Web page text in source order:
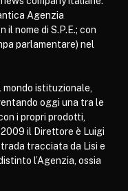
Agenzia
nome di S.P.E.; con
parlamentare) nel
istituzionale,
oggi una tra le
i propri prodotti,
il Direttore è Luigi
tracciata da Lisi e
l’Agenzia, ossia